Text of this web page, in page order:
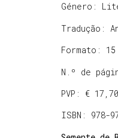
Género:
Tradução:
Formato:
N.º de
PVP: € 17,70
ISBN: 978-